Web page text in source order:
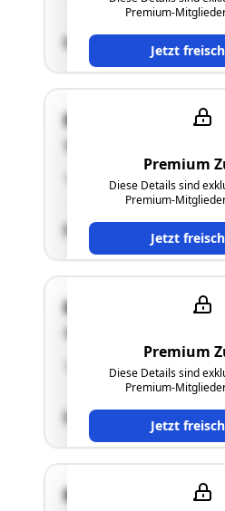
Premium-
Jetzt
SCHÄTZWERT
Premium
Diese Details sind
Premium-
Jetzt
Rennergasse 6
"siehe Langgutachten"
SCHÄTZWERT
Premium
Diese Details sind
Premium-
Jetzt
Rennergasse 6
"siehe Langgutachten"
SCHÄTZWERT
Rennergasse 6